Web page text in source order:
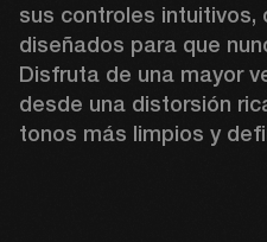
sus controles intuitivos,
diseñados para que
Disfruta de una mayor
desde una distorsión
tonos más limpios y